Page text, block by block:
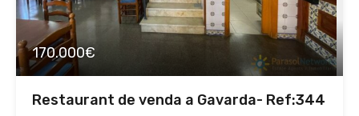
170.000€
Restaurant de venda a Gavarda- Ref:344